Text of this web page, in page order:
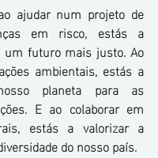
ajudar num projeto de
em risco, estás a
futuro mais justo. Ao
ambientais, estás a
planeta para as
E ao colaborar em
estás a valorizar a
do nosso país.